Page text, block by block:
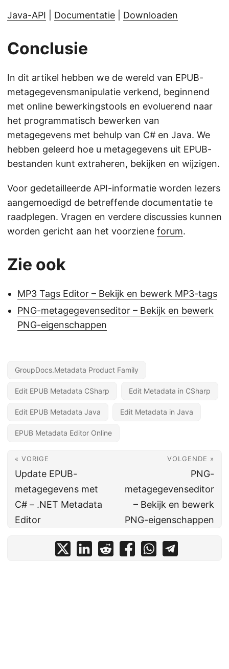
Java-API Documentatie Downloaden
Conclusie
In dit artikel hebben we de wereld van EPUB-
metagegevensmanipulatie verkend, beginnend
met online bewerkingstools en evoluerend naar
het programmatisch bewerken van
metagegevens met behulp van C# en Java. We
hebben geleerd hoe u metagegevens uit EPUB-
bestanden kunt extraheren, bekijken en wijzigen.
Voor gedetailleerde API-informatie worden lezers
aangemoedigd de betreffende documentatie te
raadplegen. Vragen en verdere discussies kunnen
worden gericht aan het voorziene forum.
Zie ook
MP3 Tags Editor – Bekijk en bewerk MP3-tags
PNG-metagegevenseditor – Bekijk en bewerk
PNG-eigenschappen
GroupDocs.Metadata Product Family
Edit EPUB Metadata CSharp Edit Metadata in CSharp
Edit EPUB Metadata Java Edit Metadata in Java
EPUB Metadata Editor Online
« VORIGE
Update EPUB-
metagegevens met
C# – .NET Metadata
Editor
VOLGENDE »
PNG-
metagegevenseditor
– Bekijk en bewerk
PNG-eigenschappen